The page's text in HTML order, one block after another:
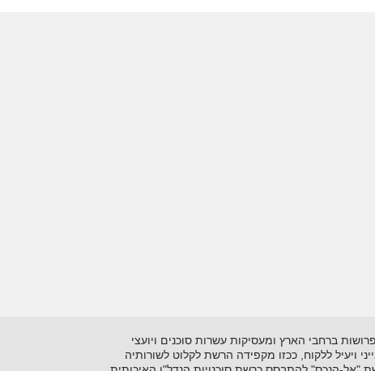
בתיווך יזמות ושיווק נדל"ן על סוגיו השונים. כיום מונה הרשתלמעלה מ- 15 סוכנויות הפרושות ברחבי הארץ ומעסיקות עשרות סוכנים ויועצי
ויעיל ללקוח, ככזו מקפידה הרשת לקלוט לשורותיה